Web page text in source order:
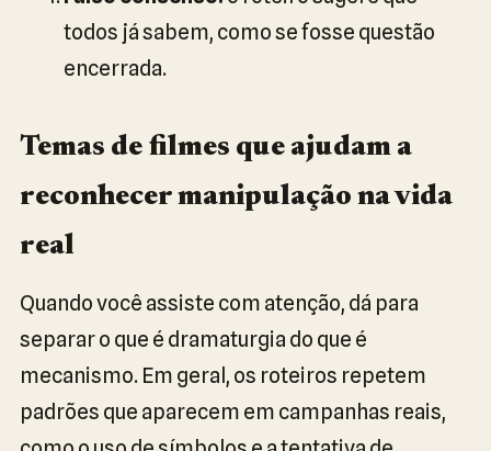
todos já sabem, como se fosse questão
encerrada.
Temas de filmes que ajudam a
reconhecer manipulação na vida
real
Quando você assiste com atenção, dá para
separar o que é dramaturgia do que é
mecanismo. Em geral, os roteiros repetem
padrões que aparecem em campanhas reais,